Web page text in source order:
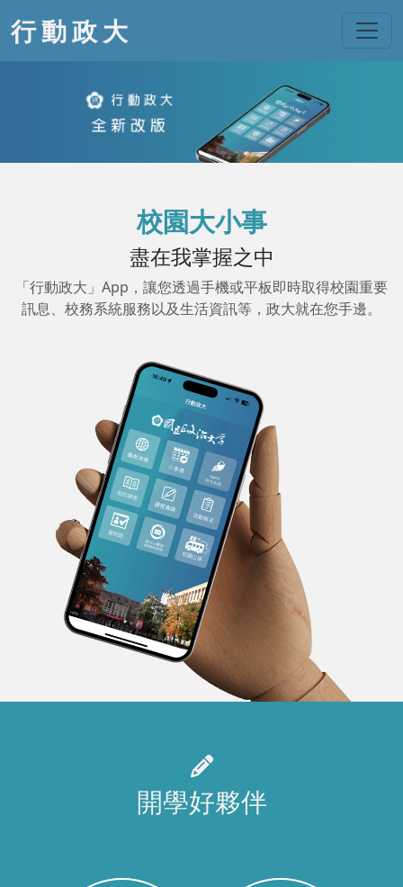
行動政大
校園大小事
盡在我掌握之中
「行動政大」App，讓您透過手機或平板即時取得校園重要
訊息、校務系統服務以及生活資訊等，政大就在您手邊。
開學好夥伴